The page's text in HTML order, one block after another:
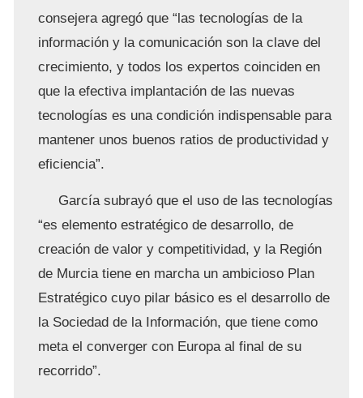
consejera agregó que “las tecnologías de la
información y la comunicación son la clave del
crecimiento, y todos los expertos coinciden en
que la efectiva implantación de las nuevas
tecnologías es una condición indispensable para
mantener unos buenos ratios de productividad y
eficiencia”.
García subrayó que el uso de las tecnologías
“es elemento estratégico de desarrollo, de
creación de valor y competitividad, y la Región
de Murcia tiene en marcha un ambicioso Plan
Estratégico cuyo pilar básico es el desarrollo de
la Sociedad de la Información, que tiene como
meta el converger con Europa al final de su
recorrido”.